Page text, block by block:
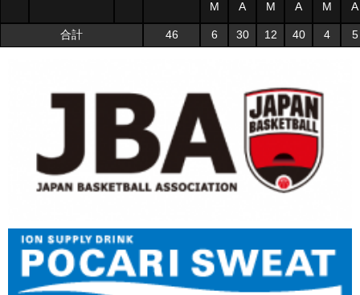
M A M A M A
合計 46 6 30 12 40 4 5